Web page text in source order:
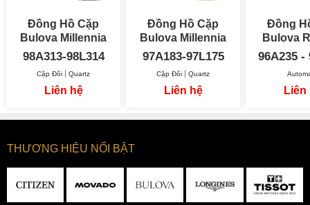
Đồng Hồ Cặp
Bulova Millennia
98A313 - 98L314
98A313-98L314
Cặp Đôi Quartz
Liên hệ
Đồng Hồ Cặp
Bulova Millennia
97A183 - 97L175
97A183-97L175
Cặp Đôi Quartz
Liên hệ
Đồng
Bulova
96A235 -
Liên
THƯƠNG HIỆU NỔI BẬT